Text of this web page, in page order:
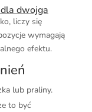
dwojga
liczy się
wymagają
efektu.
lub praliny.
to być